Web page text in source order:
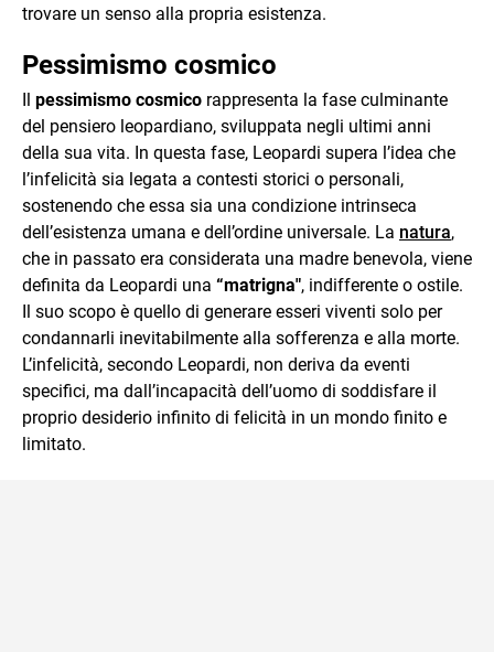
trovare un senso alla propria esistenza.
Pessimismo cosmico
Il pessimismo cosmico rappresenta la fase culminante
del pensiero leopardiano, sviluppata negli ultimi anni
della sua vita. In questa fase, Leopardi supera l’idea che
l’infelicità sia legata a contesti storici o personali,
sostenendo che essa sia una condizione intrinseca
dell’esistenza umana e dell’ordine universale. La natura,
che in passato era considerata una madre benevola, viene
definita da Leopardi una “matrigna", indifferente o ostile.
Il suo scopo è quello di generare esseri viventi solo per
condannarli inevitabilmente alla sofferenza e alla morte.
L’infelicità, secondo Leopardi, non deriva da eventi
specifici, ma dall’incapacità dell’uomo di soddisfare il
proprio desiderio infinito di felicità in un mondo finito e
limitato.